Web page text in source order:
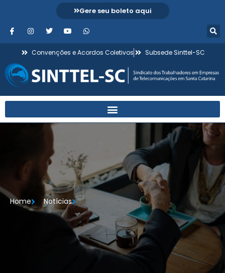
Gere seu boleto aqui
Convenções e Acordos Coletivos Subsede Sinttel-SC
Home Notícias